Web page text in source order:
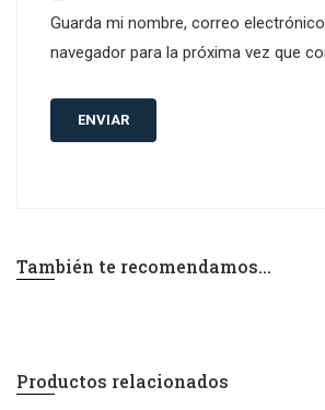
Guarda mi nombre, correo
navegador para la próxima vez que
También te recomendamos…
Productos relacionados